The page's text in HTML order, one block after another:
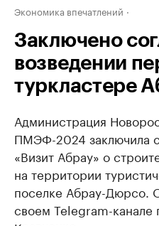
Экономика впечатлений
Заключено
возведении
туркластере
Администрация
ПМЭФ-2024 заключила
«Визит Абрау» о
на территории
поселке Абрау-Дюрсо.
своем Telegram-канале